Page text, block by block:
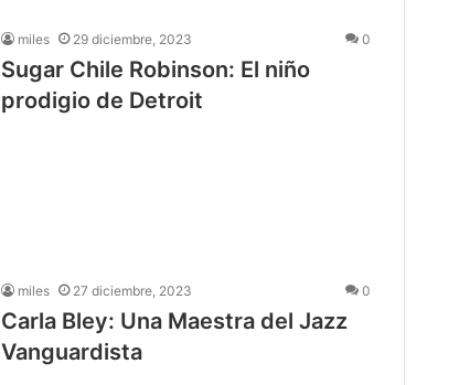
miles 29 diciembre, 2023 0
Sugar Chile Robinson: El niño
prodigio de Detroit
miles 27 diciembre, 2023 0
Carla Bley: Una Maestra del Jazz
Vanguardista